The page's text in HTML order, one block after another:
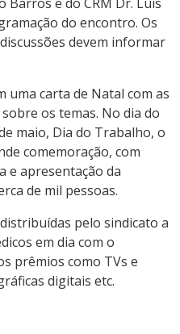
do encontro. Os
devem informar
uma carta de Natal com as
os temas. No dia do
maio, Dia do Trabalho, o
comemoração, com
e apresentação da
de mil pessoas.
pelo sindicato a
em dia com o
prêmios como TVs e
digitais etc.